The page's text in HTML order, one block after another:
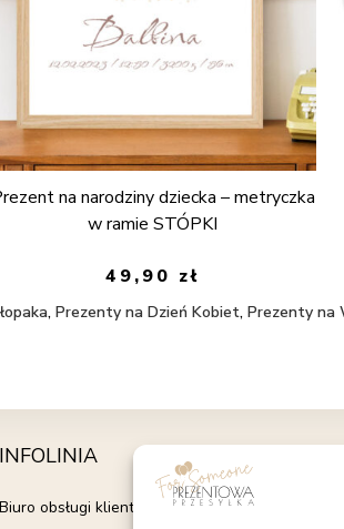
na narodziny dziecka – metryczka
w ramie STÓPKI
49,90 zł
,Prezenty na Dzień Kobiet,Prezenty na
INFOLINIA
Biuro obsługi klienta